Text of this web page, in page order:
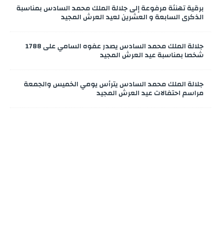
برقية تهنئة مرفوعة إلى جلالة الملك محمد السادس بمناسبة
الذكرى السابعة و العشرين لعيد العرش المجيد
جلالة الملك محمد السادس يصدر عفوه السامي على 1788
شخصا بمناسبة عيد العرش المجيد
جلالة الملك محمد السادس يترأس يومي الخميس والجمعة
مراسم احتفالات عيد العرش المجيد